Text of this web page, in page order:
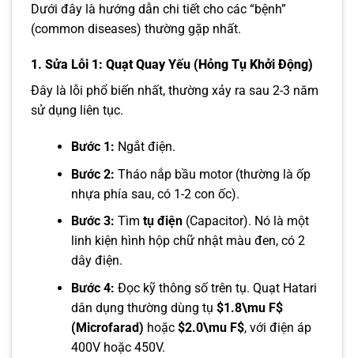
Dưới đây là hướng dẫn chi tiết cho các “bệnh”
(common diseases) thường gặp nhất.
1. Sửa Lỗi 1: Quạt Quay Yếu (Hỏng Tụ Khởi Động)
Đây là lỗi phổ biến nhất, thường xảy ra sau 2-3 năm
sử dụng liên tục.
Bước 1: Ngắt điện.
Bước 2: Tháo nắp bầu motor (thường là ốp
nhựa phía sau, có 1-2 con ốc).
Bước 3: Tìm tụ điện(Capacitor). Nó là một
linh kiện hình hộp chữ nhật màu đen, có 2
dây điện.
Bước 4: Đọc kỹ thông số trên tụ. Quạt Hatari
dân dụng thường dùng tụ $1.8\mu F$
(Microfarad) hoặc $2.0\mu F$, với điện áp
400V hoặc 450V.